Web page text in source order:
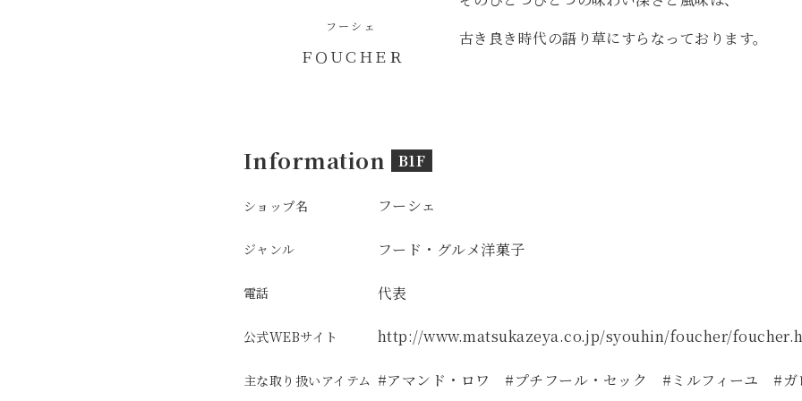
フーシェ
ＦＯＵＣＨＥＲ
古き良き時代の語り草にすらなっております。
Information B1F
ショップ名 フーシェ
ジャンル フード・グルメ洋菓子
電話 代表
公式WEBサイト http://www.matsukazeya.co.jp/syouhin/foucher/
主な取り扱いアイテム #アマンド・ロワ #プチフール・セック #ミルフィーユ #